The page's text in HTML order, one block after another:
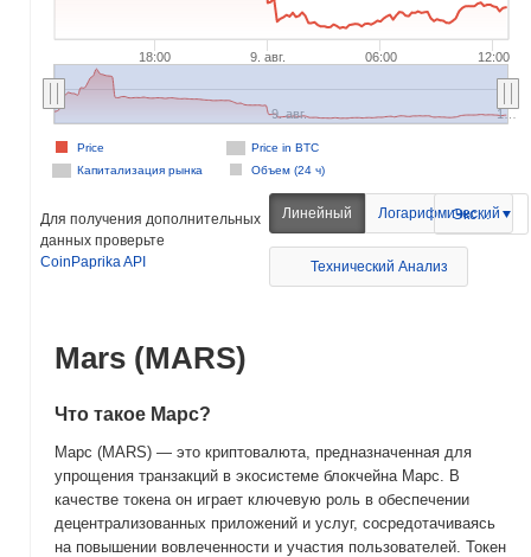
18:00 9. авг. 06:00 12:00
Price in BTC
Капитализация рынка
Объем (24 ч)
Price
9. авг. 1…
Для получения дополнительных
данных проверьте
CoinPaprika API
Линейный Логарифмический
Экспорт
Технический Анализ
Mars (MARS)
Что такое Марс?
Марс (MARS) — это криптовалюта, предназначенная для
упрощения транзакций в экосистеме блокчейна Марс. В
качестве токена он играет ключевую роль в обеспечении
децентрализованных приложений и услуг, сосредотачиваясь
на повышении вовлеченности и участия пользователей. Токен